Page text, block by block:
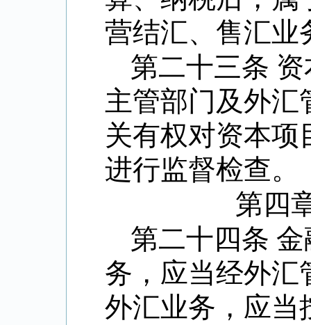
营结汇、售汇业
第二十三条
主管部门及外汇
关有权对资本
进行监督检查。
第四
第二十四条
务，应当经外汇
外汇业务，应当